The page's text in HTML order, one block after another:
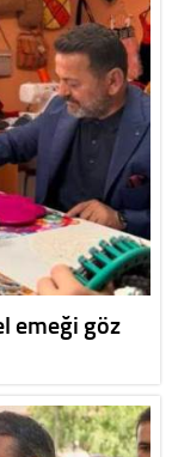
emeği göz